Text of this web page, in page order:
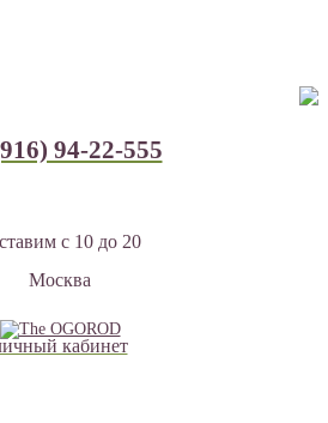
94-22-555
с 10 до 20
Москва
кабинет